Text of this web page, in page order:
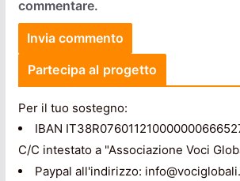
commentare.
Partecipa al progetto
Per il tuo sostegno:
IBAN
C/C intestato a "Associazione Voci
Paypal all'indirizzo: